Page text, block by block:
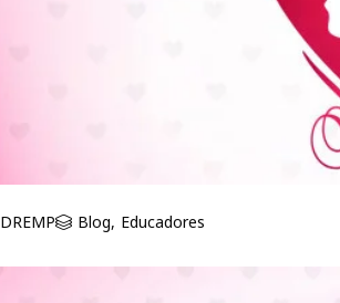
DREMP Blog, Educadores